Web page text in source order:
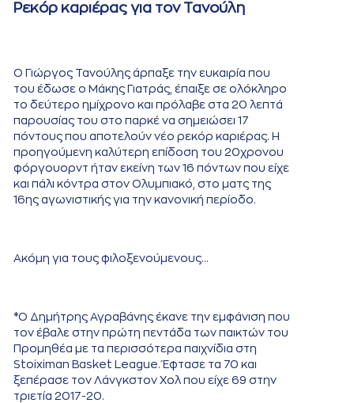
Ρεκόρ καριέρας για τον Τανούλη
Ο Γιώργος Τανούλης άρπαξε την ευκαιρία που
του έδωσε ο Μάκης Γιατράς, έπαιξε σε ολόκληρο
το δεύτερο ημίχρονο και πρόλαβε στα 20 λεπτά
παρουσίας του στο παρκέ να σημειώσει 17
πόντους που αποτελούν νέο ρεκόρ καριέρας. Η
προηγούμενη καλύτερη επίδοση του 20χρονου
φόργουορντ ήταν εκείνη των 16 πόντων που είχε
και πάλι κόντρα στον Ολυμπιακό, στο ματς της
16ης αγωνιστικής για την κανονική περίοδο.
Ακόμη για τους φιλοξενούμενους…
*Ο Δημήτρης Αγραβάνης έκανε την εμφάνιση που
τον έβαλε στην πρώτη πεντάδα των παικτών του
Προμηθέα με τα περισσότερα παιχνίδια στη
Stoiximan Basket League. Έφτασε τα 70 και
ξεπέρασε τον Λάνγκστον Χολ που είχε 69 στην
τριετία 2017-20.